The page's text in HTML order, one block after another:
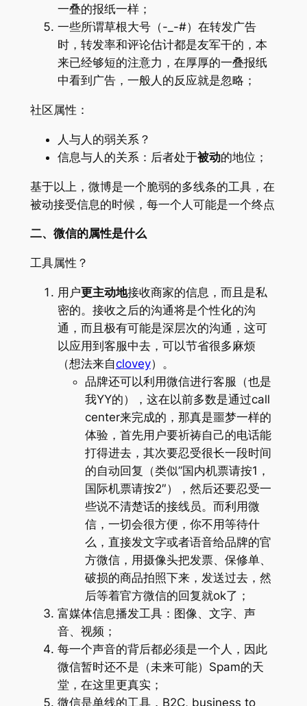
一叠的报纸一样；
一些所谓草根大号（-_-#）在转发广告
时，转发率和评论估计都是友军干的，本
来已经够短的注意力，在厚厚的一叠报纸
中看到广告，一般人的反应就是忽略；
社区属性：
人与人的弱关系？
信息与人的关系：后者处于被动的地位；
基于以上，微博是一个脆弱的多线条的工具，在
被动接受信息的时候，每一个人可能是一个终点
二、微信的属性是什么
工具属性？
用户更主动地接收商家的信息，而且是私
密的。接收之后的沟通将是个性化的沟
通，而且极有可能是深层次的沟通，这可
以应用到客服中去，可以节省很多麻烦
（想法来自clovey）。
品牌还可以利用微信进行客服（也是
我YY的），这在以前多数是通过call
center来完成的，那真是噩梦一样的
体验，首先用户要祈祷自己的电话能
打得进去，其次要忍受很长一段时间
的自动回复（类似”国内机票请按1，
国际机票请按2″），然后还要忍受一
些说不清楚话的接线员。而利用微
信，一切会很方便，你不用等待什
么，直接发文字或者语音给品牌的官
方微信，用摄像头把发票、保修单、
破损的商品拍照下来，发送过去，然
后等着官方微信的回复就ok了；
富媒体信息播发工具：图像、文字、声
音、视频；
每一个声音的背后都必须是一个人，因此
微信暂时还不是（未来可能）Spam的天
堂，在这里更真实；
微信是单线的工具，B2C, business to